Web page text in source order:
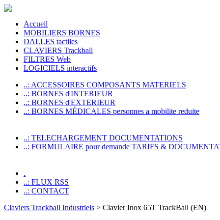
Accueil
MOBILIERS BORNES
DALLES tactiles
CLAVIERS Trackball
FILTRES Web
LOGICIELS interactifs
..: ACCESSOIRES COMPOSANTS MATERIELS
..: BORNES d'INTERIEUR
..: BORNES d'EXTERIEUR
..: BORNES MÉDICALES personnes a mobilite reduite
..: TELECHARGEMENT DOCUMENTATIONS
..: FORMULAIRE pour demande TARIFS &
.
..: FLUX RSS
..: CONTACT
Claviers Trackball Industriels > Clavier Inox 65T TrackBall (EN)